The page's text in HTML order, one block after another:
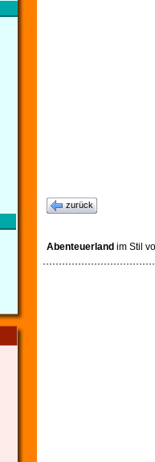
zurück
Abenteuerland im Stil